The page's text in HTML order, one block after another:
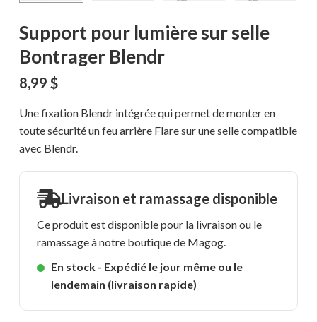
Support pour lumière sur selle
Bontrager Blendr
8,99 $
Une fixation Blendr intégrée qui permet de monter en
toute sécurité un feu arrière Flare sur une selle compatible
avec Blendr.
Livraison et ramassage disponible
Ce produit est disponible pour la livraison ou le
ramassage à notre boutique de Magog.
En stock - Expédié le jour même ou le
lendemain (livraison rapide)